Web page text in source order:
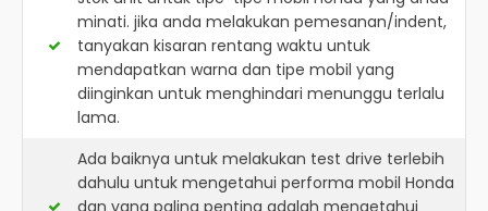
minati. jika anda melakukan pemesanan/indent,
tanyakan kisaran rentang waktu untuk
mendapatkan warna dan tipe mobil yang
diinginkan untuk menghindari menunggu terlalu
lama.
Ada baiknya untuk melakukan test drive terlebih
dahulu untuk mengetahui performa mobil Honda
dan yang paling penting adalah mengetahui